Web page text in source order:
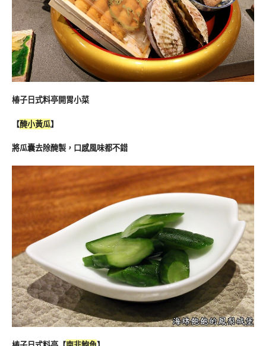
椿子日式料亭開胃小菜
【醃小黃瓜】
將瓜囊去除醃製，口感風味都不錯